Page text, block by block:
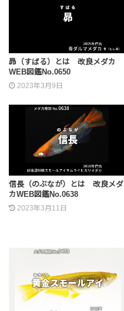
昴（すばる）とは 改良メダカ
WEB図鑑No.0650
2023年3月9日
信長（のぶなが）とは 改良メダ
カWEB図鑑No.0638
2023年3月11日